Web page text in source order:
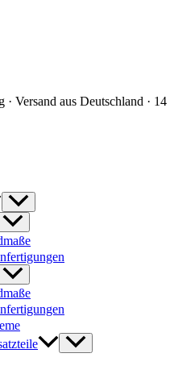
Versand aus Deutschland · 14